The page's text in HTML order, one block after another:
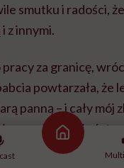
Strona główna
smutku i radości,
z innymi.
za granicę,
powtarzała, że
panną – i cały mój
zawalił.
papierze, w domu